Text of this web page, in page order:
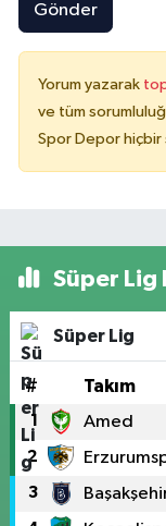
Gönder
Yorum yazarak
ve tüm
Spor Depor
Süper Lig
Süper Lig
# Takım
1 Amed
2
3